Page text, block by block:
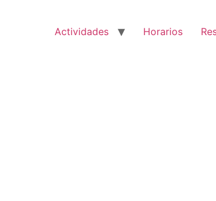
Actividades Horarios